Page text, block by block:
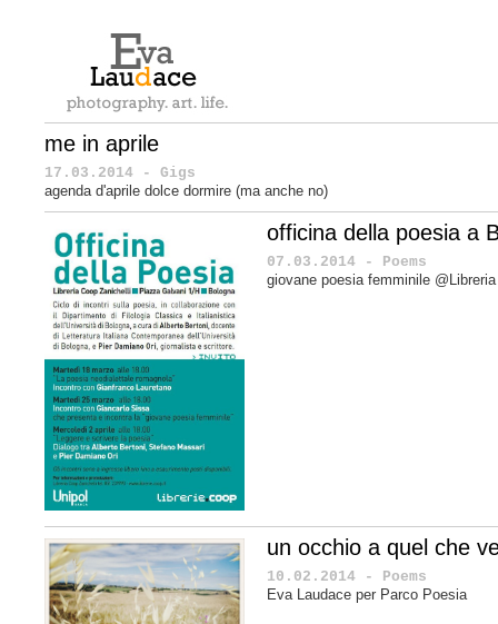
me in aprile
17.03.2014 - Gigs
agenda d'aprile dolce dormire (ma anche no)
officina della poesia a
07.03.2014 - Poems
giovane poesia femminile
un occhio a quel che
10.02.2014 - Poems
Eva Laudace per Parco Poesia